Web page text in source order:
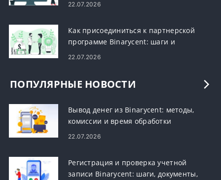
22.07.2026
Как присоединиться к партнерской
программе Binarycent: шаги и
требования
22.07.2026
ПОПУЛЯРНЫЕ НОВОСТИ
Вывод денег из Binarycent: методы,
комиссии и время обработки
22.07.2026
Регистрация и проверка учетной
записи Binarycent: шаги, документы,